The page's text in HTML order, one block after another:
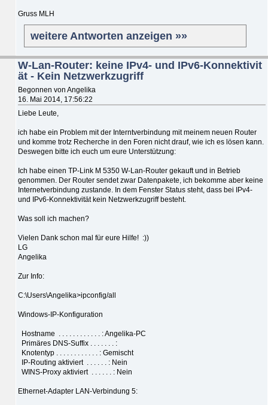
Gruss MLH
weitere Antworten anzeigen »»
W-Lan-Router: keine IPv4- und IPv6-Konnektivit
ät - Kein Netzwerkzugriff
Begonnen von Angelika
16. Mai 2014, 17:56:22
Liebe Leute,
ich habe ein Problem mit der Interntverbindung mit meinem neuen Router
und komme trotz Recherche in den Foren nicht drauf, wie ich es lösen kann.
Deswegen bitte ich euch um eure Unterstützung:
Ich habe einen TP-Link M 5350 W-Lan-Router gekauft und in Betrieb
genommen. Der Router sendet zwar Datenpakete, ich bekomme aber keine
Internetverbindung zustande. In dem Fenster Status steht, dass bei IPv4-
und IPv6-Konnektivität kein Netzwerkzugriff besteht.
Was soll ich machen?
Vielen Dank schon mal für eure Hilfe! :))
LG
Angelika
Zur Info:
C:\Users\Angelika>ipconfig/all
Windows-IP-Konfiguration
Hostname . . . . . . . . . . . . : Angelika-PC
Primäres DNS-Suffix . . . . . . . :
Knotentyp . . . . . . . . . . . . : Gemischt
IP-Routing aktiviert . . . . . . : Nein
WINS-Proxy aktiviert . . . . . . : Nein
Ethernet-Adapter LAN-Verbindung 5: